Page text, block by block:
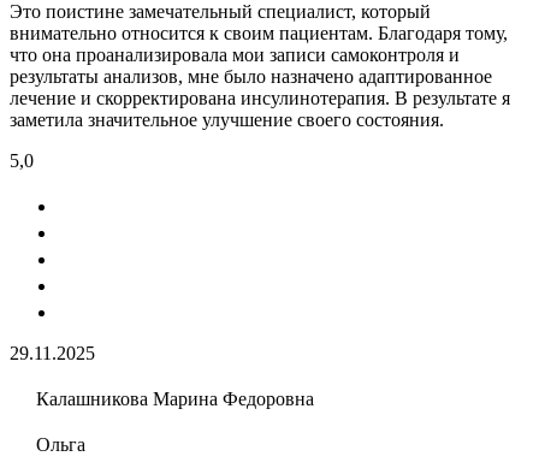
Это поистине замечательный специалист, который
внимательно относится к своим пациентам. Благодаря тому,
что она проанализировала мои записи самоконтроля и
результаты анализов, мне было назначено адаптированное
лечение и скорректирована инсулинотерапия. В результате я
заметила значительное улучшение своего состояния.
5,0
29.11.2025
Калашникова Марина Федоровна
Ольга